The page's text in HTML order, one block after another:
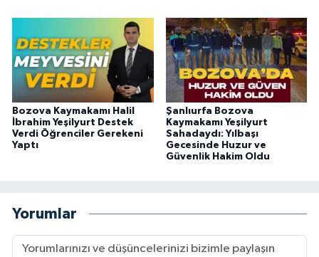
Bozova Kaymakamı Halil
İbrahim Yeşilyurt Destek
Verdi Öğrenciler Gerekeni
Yaptı
Şanlıurfa Bozova
Kaymakamı Yeşilyurt
Sahadaydı: Yılbaşı
Gecesinde Huzur ve
Güvenlik Hakim Oldu
Yorumlar